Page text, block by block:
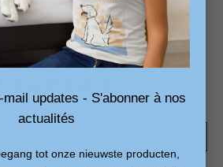
tagged with
met
updates - S'abonner à nos
actualités
tot onze nieuwste producten,